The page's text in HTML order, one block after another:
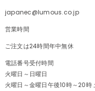
japanec@lumous.co.jp
営業時間
ご注文は24時間年中無休
電話番号受付時間
火曜日～日曜日
火曜日～金曜日午後10時～20時